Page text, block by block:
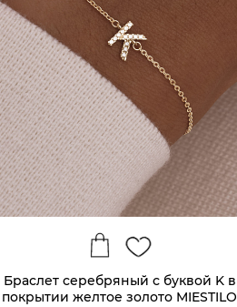
Браслет серебряный с буквой K в
покрытии желтое золото MIESTILO